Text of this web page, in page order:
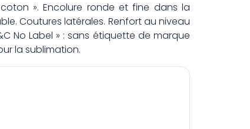
». Encolure ronde et fine dans la
Coutures latérales. Renfort au niveau
No Label » : sans étiquette de marque
la sublimation.